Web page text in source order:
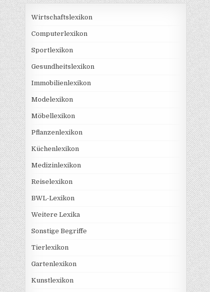
Wirtschaftslexikon
Computerlexikon
Sportlexikon
Gesundheitslexikon
Immobilienlexikon
Modelexikon
Möbellexikon
Pflanzenlexikon
Küchenlexikon
Medizinlexikon
Reiselexikon
BWL-Lexikon
Weitere Lexika
Sonstige Begriffe
Tierlexikon
Gartenlexikon
Kunstlexikon